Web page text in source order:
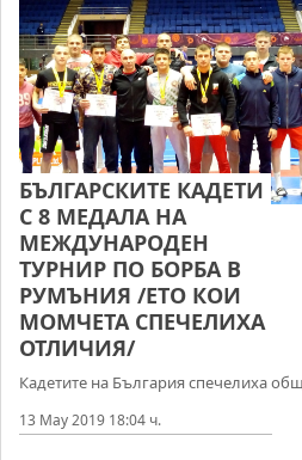
БЪЛГАРСКИТЕ КАДЕТИ
С 8 МЕДАЛА НА
МЕЖДУНАРОДЕН
ТУРНИР ПО БОРБА В
РУМЪНИЯ /ЕТО КОИ
МОМЧЕТА СПЕЧЕЛИХА
ОТЛИЧИЯ/
Кадетите на България спечелиха
13 May 2019 18:04 ч.